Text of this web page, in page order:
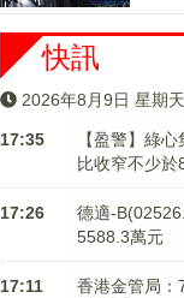
快訊
2026年8月9日 星期
17:35
【盈警】綠
比收窄不少於
17:26
德適-
5588.3萬元
17:11
香港金管局：